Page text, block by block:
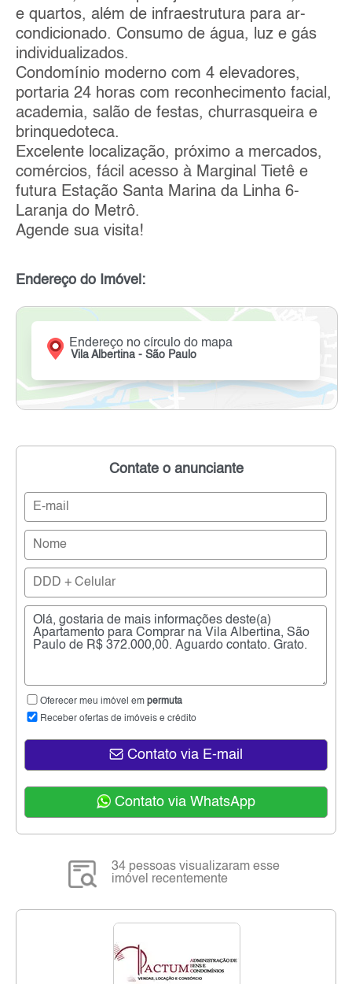
e quartos, além de infraestrutura para ar-
condicionado. Consumo de água, luz e gás
individualizados.
Condomínio moderno com 4 elevadores,
portaria 24 horas com reconhecimento facial,
academia, salão de festas, churrasqueira e
brinquedoteca.
Excelente localização, próximo a mercados,
comércios, fácil acesso à Marginal Tietê e
futura Estação Santa Marina da Linha 6-
Laranja do Metrô.
Agende sua visita!
Endereço do Imóvel:
Endereço no círculo do mapa
Vila Albertina - São Paulo
Contate o anunciante
Oferecer meu imóvel em permuta
Receber ofertas de imóveis e crédito
Contato via E-mail
Contato via WhatsApp
34 pessoas visualizaram esse
imóvel recentemente